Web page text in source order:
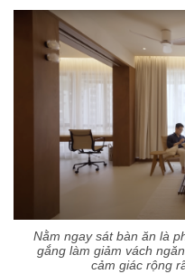
Nằm ngay sát bàn ăn là
gắng làm giảm vách
cảm giác rộng